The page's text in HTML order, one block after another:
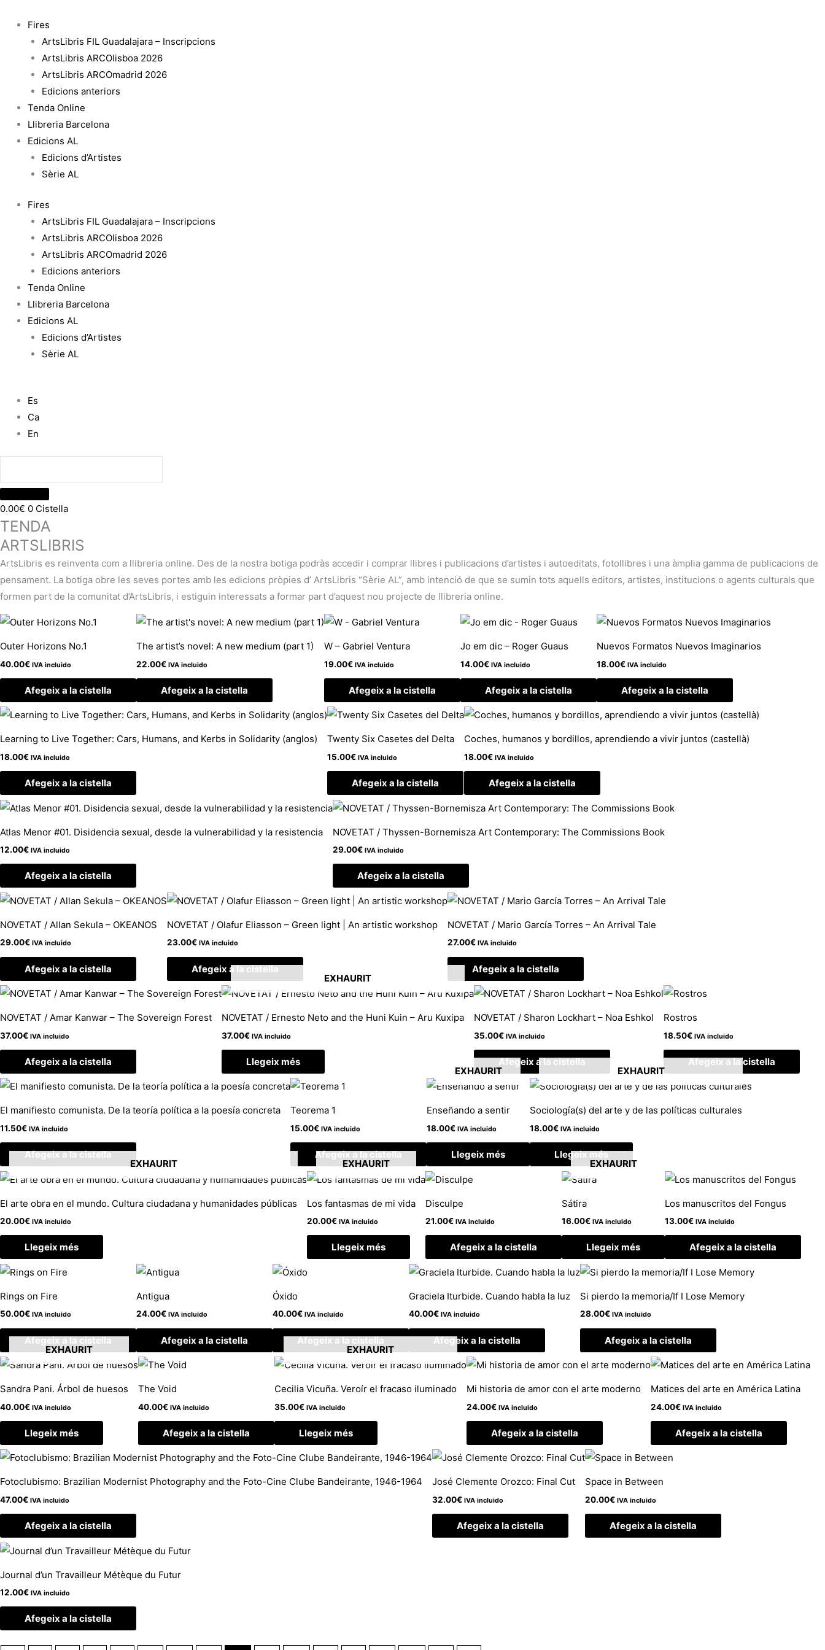
contingut
Fires
ArtsLibris FIL Guadalajara – Inscripcions
ArtsLibris ARCOlisboa 2026
ArtsLibris ARCOmadrid 2026
Edicions anteriors
Tenda Online
Llibreria Barcelona
Edicions AL
Edicions d’Artistes
Sèrie AL
Fires
ArtsLibris FIL Guadalajara – Inscripcions
ArtsLibris ARCOlisboa 2026
ArtsLibris ARCOmadrid 2026
Edicions anteriors
Tenda Online
Llibreria Barcelona
Edicions AL
Edicions d’Artistes
Sèrie AL
Es
Ca
En
0.00€ 0 Cistella
TENDA
ARTSLIBRIS
ArtsLibris es reinventa com a llibreria online. Des de la nostra botiga podràs accedir i comprar llibres i publicacions d’artistes i autoeditats, fotollibres i una àmplia gamma de publicacions de
pensament. La botiga obre les seves portes amb les edicions pròpies d’ ArtsLibris “Sèrie AL”, amb intenció de que se sumin tots aquells editors, artistes, institucions o agents culturals que
formen part de la comunitat d’ArtsLibris, i estiguin interessats a formar part d’aquest nou projecte de llibreria online.
Outer Horizons No.1
40.00€ IVA incluido
Afegeix a la cistella
The artist’s novel: A new medium (part 1)
22.00€ IVA incluido
Afegeix a la cistella
W – Gabriel Ventura
19.00€ IVA incluido
Afegeix a la cistella
Jo em dic – Roger Guaus
14.00€ IVA incluido
Afegeix a la cistella
Nuevos Formatos Nuevos Imaginarios
18.00€ IVA incluido
Afegeix a la cistella
Learning to Live Together: Cars, Humans, and Kerbs in Solidarity (anglos)
18.00€ IVA incluido
Afegeix a la cistella
Twenty Six Casetes del Delta
15.00€ IVA incluido
Afegeix a la cistella
Coches, humanos y bordillos, aprendiendo a vivir juntos (castellà)
18.00€ IVA incluido
Afegeix a la cistella
Atlas Menor #01. Disidencia sexual, desde la vulnerabilidad y la resistencia
12.00€ IVA incluido
Afegeix a la cistella
NOVETAT / Thyssen-Bornemisza Art Contemporary: The Commissions Book
29.00€ IVA incluido
Afegeix a la cistella
NOVETAT / Allan Sekula – OKEANOS
29.00€ IVA incluido
Afegeix a la cistella
NOVETAT / Olafur Eliasson – Green light | An artistic workshop
23.00€ IVA incluido
Afegeix a la cistella
NOVETAT / Mario García Torres – An Arrival Tale
27.00€ IVA incluido
Afegeix a la cistella
NOVETAT / Amar Kanwar – The Sovereign Forest
37.00€ IVA incluido
Afegeix a la cistella
EXHAURIT
NOVETAT / Ernesto Neto and the Huni Kuin – Aru Kuxipa
37.00€ IVA incluido
Llegeix més
NOVETAT / Sharon Lockhart – Noa Eshkol
35.00€ IVA incluido
Afegeix a la cistella
Rostros
18.50€ IVA incluido
Afegeix a la cistella
El manifiesto comunista. De la teoría política a la poesía concreta
11.50€ IVA incluido
Afegeix a la cistella
Teorema 1
15.00€ IVA incluido
Afegeix a la cistella
EXHAURIT
Enseñando a sentir
18.00€ IVA incluido
Llegeix més
EXHAURIT
Sociología(s) del arte y de las políticas culturales
18.00€ IVA incluido
Llegeix més
EXHAURIT
El arte obra en el mundo. Cultura ciudadana y humanidades públicas
20.00€ IVA incluido
Llegeix més
EXHAURIT
Los fantasmas de mi vida
20.00€ IVA incluido
Llegeix més
Disculpe
21.00€ IVA incluido
Afegeix a la cistella
EXHAURIT
Sátira
16.00€ IVA incluido
Llegeix més
Los manuscritos del Fongus
13.00€ IVA incluido
Afegeix a la cistella
Rings on Fire
50.00€ IVA incluido
Afegeix a la cistella
Antigua
24.00€ IVA incluido
Afegeix a la cistella
Óxido
40.00€ IVA incluido
Afegeix a la cistella
Graciela Iturbide. Cuando habla la luz
40.00€ IVA incluido
Afegeix a la cistella
Si pierdo la memoria/If I Lose Memory
28.00€ IVA incluido
Afegeix a la cistella
EXHAURIT
Sandra Pani. Árbol de huesos
40.00€ IVA incluido
Llegeix més
The Void
40.00€ IVA incluido
Afegeix a la cistella
EXHAURIT
Cecilia Vicuña. Veroír el fracaso iluminado
35.00€ IVA incluido
Llegeix més
Mi historia de amor con el arte moderno
24.00€ IVA incluido
Afegeix a la cistella
Matices del arte en América Latina
24.00€ IVA incluido
Afegeix a la cistella
Fotoclubismo: Brazilian Modernist Photography and the Foto-Cine Clube Bandeirante, 1946-1964
47.00€ IVA incluido
Afegeix a la cistella
José Clemente Orozco: Final Cut
32.00€ IVA incluido
Afegeix a la cistella
Space in Between
20.00€ IVA incluido
Afegeix a la cistella
Journal d’un Travailleur Métèque du Futur
12.00€ IVA incluido
Afegeix a la cistella